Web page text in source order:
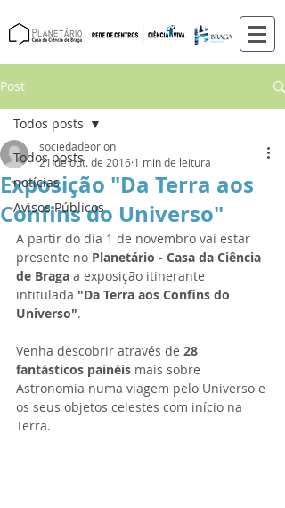
Post
Todos posts
notícias
Avisos Públicos
Todos posts
Exposição "Da Terra aos
Confins do Universo"
sociedadeorion
21 de out. de 2016 1 min de leitura
A partir do dia 1 de novembro vai estar
presente no Planetário - Casa da Ciência
de Braga a exposição itinerante
intitulada "Da Terra aos Confins do
Universo".
Venha descobrir através de 28
fantásticos painéis mais sobre
Astronomia numa viagem pelo Universo e
os seus objetos celestes com início na
Terra.